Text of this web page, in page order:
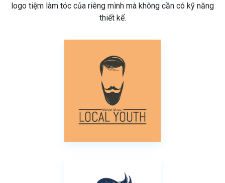
logo tiệm làm tóc của riêng mình mà không cần có kỹ năng
thiết kế.